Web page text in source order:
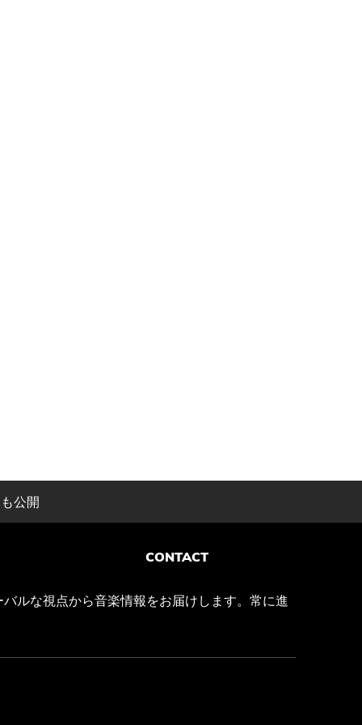
公開
CONTACT
ルな視点から音楽情報をお届けします。常に進